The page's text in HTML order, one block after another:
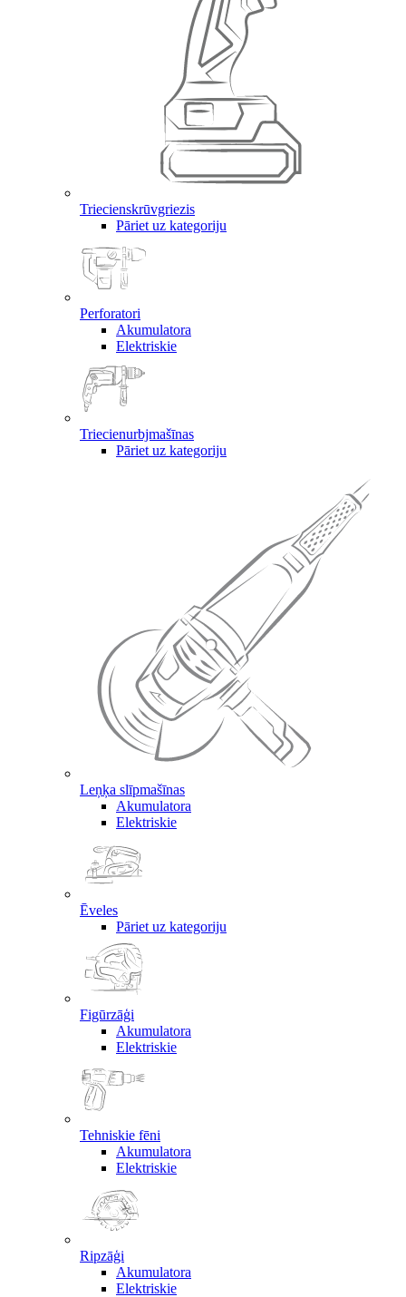
Triecienskrūvgriezis
Pāriet uz kategoriju
Perforatori
Akumulatora
Elektriskie
Triecienurbjmašīnas
Pāriet uz kategoriju
Leņķa slīpmašīnas
Akumulatora
Elektriskie
Ēveles
Pāriet uz kategoriju
Figūrzāģi
Akumulatora
Elektriskie
Tehniskie fēni
Akumulatora
Elektriskie
Ripzāģi
Akumulatora
Elektriskie